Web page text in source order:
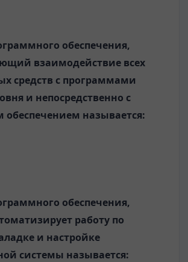
обеспечения,
взаимодействие всех
средств с программами
и непосредственно с
обеспечением называется:
обеспечения,
работу по
и настройке
системы называется: